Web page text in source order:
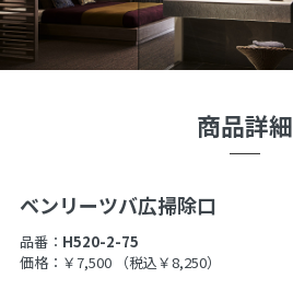
商品詳細
ベンリーツバ広掃除口
品番： H520-2-75
価格：￥7,500
（税込￥8,250）